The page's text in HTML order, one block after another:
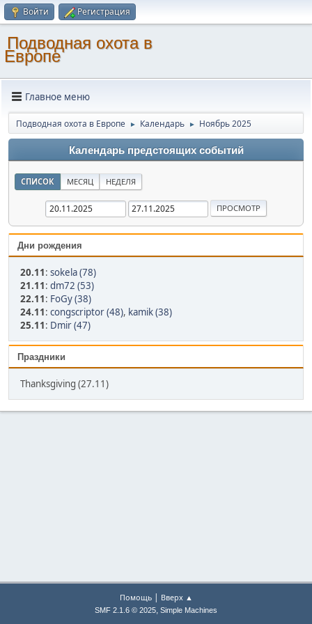
Войти Регистрация
Подводная охота в
Европе
Главное меню
Подводная охота в Европе ► Календарь ► Ноябрь 2025
Календарь предстоящих событий
СПИСОК МЕСЯЦ НЕДЕЛЯ
Дни рождения
20.11: sokela (78)
21.11: dm72 (53)
22.11: FoGy (38)
24.11: congscriptor (48), kamik (38)
25.11: Dmir (47)
Праздники
Thanksgiving (27.11)
Помощь| Вверх ▲
SMF 2.1.6 © 2025, Simple Machines